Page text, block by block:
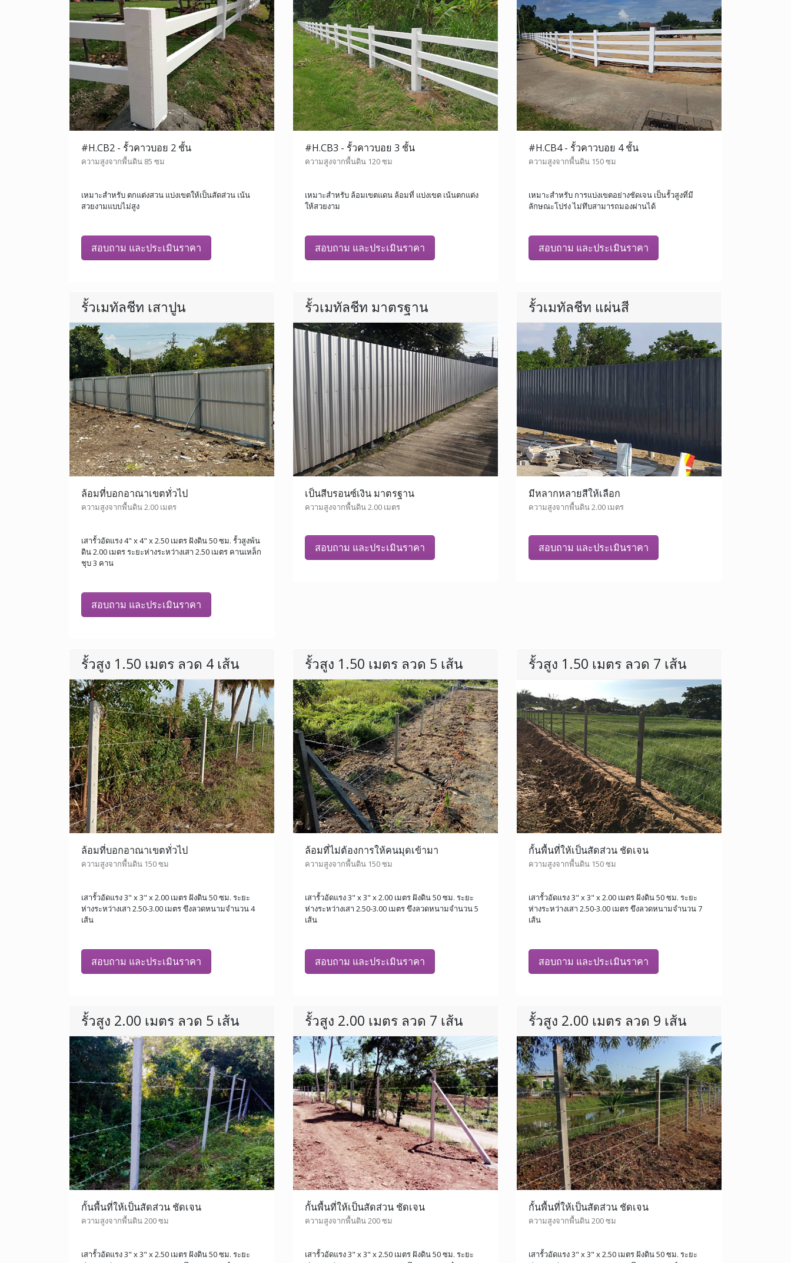
#H.CB2 - รั้วคาวบอย 2 ชั้น
ความสูงจากพื้นดิน 85 ซม
เหมาะสำหรับ ตกแต่งสวน แบ่งเขตให้เป็นสัดส่วน เน้น
สวยงามแบบไม่สูง
สอบถาม และประเมินราคา
#H.CB3 - รั้วคาวบอย 3 ชั้น
ความสูงจากพื้นดิน 120 ซม
เหมาะสำหรับ ล้อมเขตแดน ล้อมที่ แบ่งเขต เน้นตกแต่ง
ให้สวยงาม
สอบถาม และประเมินราคา
#H.CB4 - รั้วคาวบอย 4 ชั้น
ความสูงจากพื้นดิน 150 ซม
เหมาะสำหรับ การแบ่งเขตอย่างชัดเจน เป็นรั้วสูงที่มี
ลักษณะโปร่ง ไม่ทึบสามารถมองผ่านได้
สอบถาม และประเมินราคา
รั้วเมทัลชีท เสาปูน
ล้อมที่บอกอาณาเขตทั่วไป
ความสูงจากพื้นดิน 2.00 เมตร
เสารั้วอัดแรง 4" x 4" x 2.50 เมตร ฝังดิน 50 ซม. รั้วสูงพ้น
ดิน 2.00 เมตร ระยะห่างระหว่างเสา 2.50 เมตร คานเหล็ก
ชุบ 3 คาน
สอบถาม และประเมินราคา
รั้วเมทัลชีท มาตรฐาน
เป็นสีบรอนซ์เงิน มาตรฐาน
ความสูงจากพื้นดิน 2.00 เมตร
สอบถาม และประเมินราคา
รั้วเมทัลชีท แผ่นสี
มีหลากหลายสีให้เลือก
ความสูงจากพื้นดิน 2.00 เมตร
สอบถาม และประเมินราคา
รั้วสูง 1.50 เมตร ลวด 4 เส้น
ล้อมที่บอกอาณาเขตทั่วไป
ความสูงจากพื้นดิน 150 ซม
เสารั้วอัดแรง 3" x 3" x 2.00 เมตร ฝังดิน 50 ซม. ระยะ
ห่างระหว่างเสา 2.50-3.00 เมตร ขึงลวดหนามจำนวน 4
เส้น
สอบถาม และประเมินราคา
รั้วสูง 1.50 เมตร ลวด 5 เส้น
ล้อมที่ไม่ต้องการให้คนมุดเข้ามา
ความสูงจากพื้นดิน 150 ซม
เสารั้วอัดแรง 3" x 3" x 2.00 เมตร ฝังดิน 50 ซม. ระยะ
ห่างระหว่างเสา 2.50-3.00 เมตร ขึงลวดหนามจำนวน 5
เส้น
สอบถาม และประเมินราคา
รั้วสูง 1.50 เมตร ลวด 7 เส้น
กั้นพื้นที่ให้เป็นสัดส่วน ชัดเจน
ความสูงจากพื้นดิน 150 ซม
เสารั้วอัดแรง 3" x 3" x 2.00 เมตร ฝังดิน 50 ซม. ระยะ
ห่างระหว่างเสา 2.50-3.00 เมตร ขึงลวดหนามจำนวน 7
เส้น
สอบถาม และประเมินราคา
รั้วสูง 2.00 เมตร ลวด 5 เส้น
กั้นพื้นที่ให้เป็นสัดส่วน ชัดเจน
ความสูงจากพื้นดิน 200 ซม
เสารั้วอัดแรง 3" x 3" x 2.50 เมตร ฝังดิน 50 ซม. ระยะ
รั้วสูง 2.00 เมตร ลวด 7 เส้น
กั้นพื้นที่ให้เป็นสัดส่วน ชัดเจน
ความสูงจากพื้นดิน 200 ซม
เสารั้วอัดแรง 3" x 3" x 2.50 เมตร ฝังดิน 50 ซม. ระยะ
รั้วสูง 2.00 เมตร ลวด 9 เส้น
กั้นพื้นที่ให้เป็นสัดส่วน ชัดเจน
ความสูงจากพื้นดิน 200 ซม
เสารั้วอัดแรง 3" x 3" x 2.50 เมตร ฝังดิน 50 ซม. ระยะ